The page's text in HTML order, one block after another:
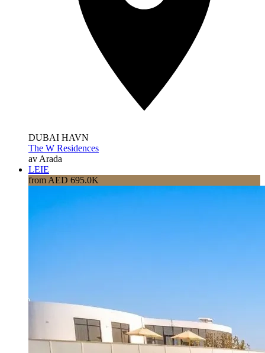
DUBAI HAVN
The W Residences
av Arada
LEIE
from AED 695.0K